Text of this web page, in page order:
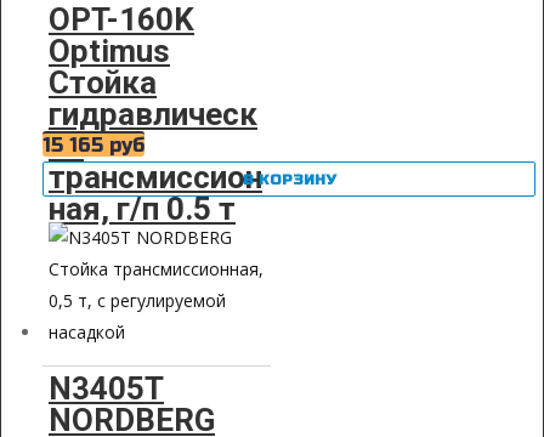
OPT-160K
Optimus
Стойка
гидравлическ
ая
трансмиссион
ная, г/п 0.5 т
15 165 руб
В КОРЗИНУ
N3405T
NORDBERG